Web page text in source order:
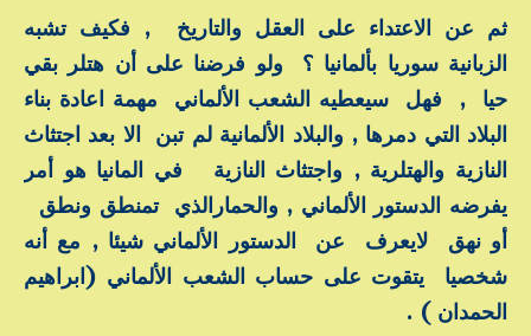
ثم عن الاعتداء على العقل والتاريخ , فكيف تشبه
الزبانية سوريا بألمانيا ؟ ولو فرضنا على أن هتلر بقي
حيا , فهل سيعطيه الشعب الألماني مهمة اعادة بناء
البلاد التي دمرها , والبلاد الألمانية لم تبن الا بعد اجتثاث
النازية والهتلرية , واجتثاث النازية في المانيا هو أمر
يفرضه الدستور الألماني , والحمارالذي تمنطق ونطق
أو نهق لايعرف عن الدستور الألماني شيئا , مع أنه
شخصيا يتقوت على حساب الشعب الألماني (ابراهيم
الحمدان ) .